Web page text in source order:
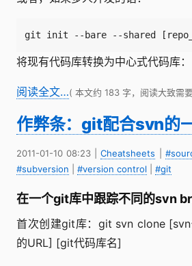
git init --bare --shared
将现有代码库转换为中心式代码库：
阅读全文…( 本文约 183 字，阅读大致需
作弊条：git配合svn的
2011-01-10 08:23 |Cheatsheets
#subversion
#version control #git
在一个git库中跟踪不同的svn
首次创建git库：git svn clone [svn
的URL] [git代码库名]